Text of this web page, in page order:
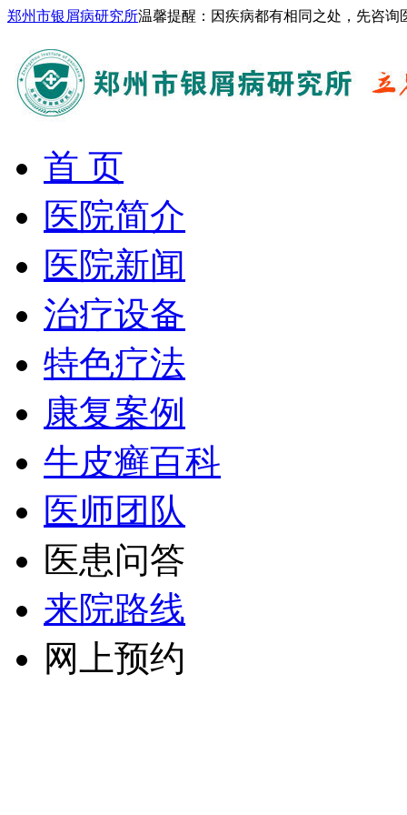
郑州市银屑病研究所温馨提醒：因疾病都有相同之处，先咨
首 页
医院简介
医院新闻
治疗设备
特色疗法
康复案例
牛皮癣百科
医师团队
医患问答
来院路线
网上预约